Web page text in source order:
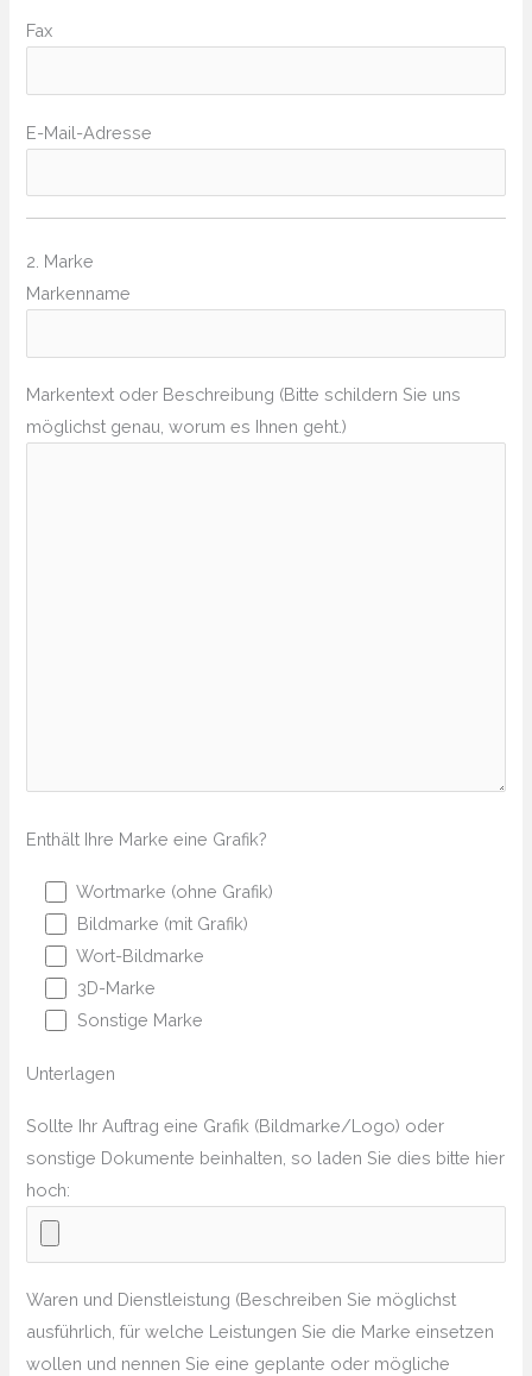
Fax
E-Mail-Adresse
2. Marke
Markenname
Markentext oder Beschreibung (Bitte schildern Sie uns
möglichst genau, worum es Ihnen geht.)
Enthält Ihre Marke eine Grafik?
Wortmarke (ohne Grafik)
Bildmarke (mit Grafik)
Wort-Bildmarke
3D-Marke
Sonstige Marke
Unterlagen
Sollte Ihr Auftrag eine Grafik (Bildmarke/Logo) oder
sonstige Dokumente beinhalten, so laden Sie dies bitte hier
hoch:
Waren und Dienstleistung (Beschreiben Sie möglichst
ausführlich, für welche Leistungen Sie die Marke einsetzen
wollen und nennen Sie eine geplante oder mögliche